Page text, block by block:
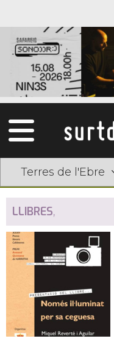
Terres de l'Ebre
LLIBRES,